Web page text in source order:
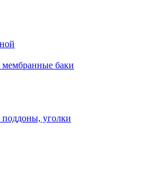
мембранные баки
уголки